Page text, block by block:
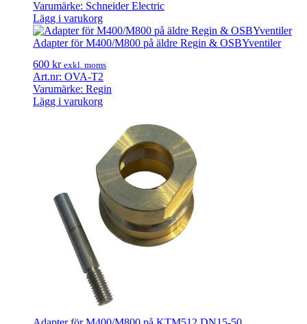
Varumärke: Schneider Electric
Lägg i varukorg
Adapter för M400/M800 på äldre Regin & OSBYventiler
600 kr exkl. moms
Art.nr: OVA-T2
Varumärke: Regin
Lägg i varukorg